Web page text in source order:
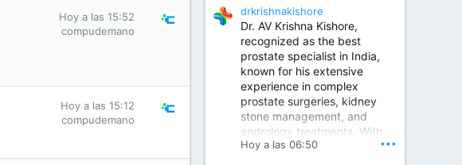
Hoy a las 15:52
compudemano
Hoy a las 15:12
compudemano
drkrishnakishore
Dr. AV Krishna Kishore,
recognized as the best
prostate specialist in India,
known for his extensive
experience in complex
prostate surgeries, kidney
stone management, and
andrology treatments. With
years of surgical practice and
Hoy a las 06:50 •••